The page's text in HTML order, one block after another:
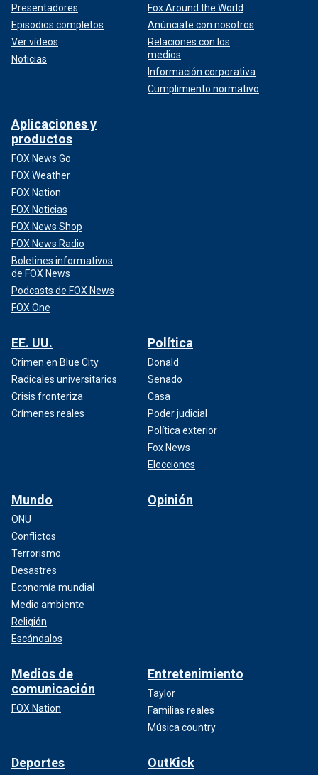
Presentadores
Episodios completos
Ver vídeos
Noticias
Fox Around the World
Anúnciate con nosotros
Relaciones con los
medios
Información corporativa
Cumplimiento normativo
Aplicaciones y
productos
FOX News Go
FOX Weather
FOX Nation
FOX Noticias
FOX News Shop
FOX News Radio
Boletines informativos
de FOX News
Podcasts de FOX News
FOX One
EE. UU.
Crimen en Blue City
Radicales universitarios
Crisis fronteriza
Crímenes reales
Política
Donald
Senado
Casa
Poder judicial
Política exterior
Fox News
Elecciones
Mundo
ONU
Conflictos
Terrorismo
Desastres
Economía mundial
Medio ambiente
Religión
Escándalos
Opinión
Medios de
comunicación
FOX Nation
Entretenimiento
Taylor
Familias reales
Música country
Deportes OutKick